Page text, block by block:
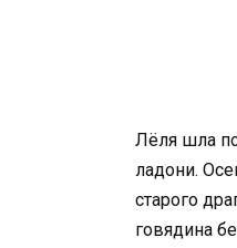
Лёля шла
ладони.
старого
говядина